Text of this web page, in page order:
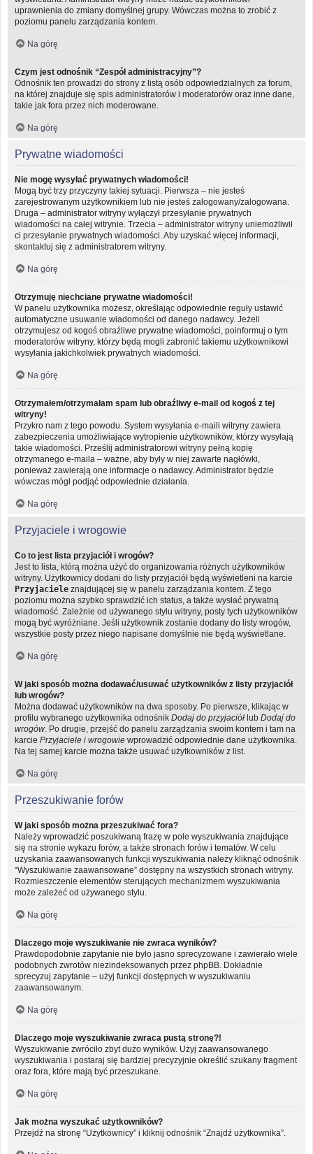
uprawnienia do zmiany domyślnej grupy. Wówczas można to zrobić z
poziomu panelu zarządzania kontem.
Na górę
Czym jest odnośnik “Zespół administracyjny”?
Odnośnik ten prowadzi do strony z listą osób odpowiedzialnych za forum,
na której znajduje się spis administratorów i moderatorów oraz inne dane,
takie jak fora przez nich moderowane.
Na górę
Prywatne wiadomości
Nie mogę wysyłać prywatnych wiadomości!
Mogą być trzy przyczyny takiej sytuacji. Pierwsza – nie jesteś
zarejestrowanym użytkownikiem lub nie jesteś zalogowany/zalogowana.
Druga – administrator witryny wyłączył przesyłanie prywatnych
wiadomości na całej witrynie. Trzecia – administrator witryny uniemożliwił
ci przesyłanie prywatnych wiadomości. Aby uzyskać więcej informacji,
skontaktuj się z administratorem witryny.
Na górę
Otrzymuję niechciane prywatne wiadomości!
W panelu użytkownika możesz, określając odpowiednie reguły ustawić
automatyczne usuwanie wiadomości od danego nadawcy. Jeżeli
otrzymujesz od kogoś obraźliwe prywatne wiadomości, poinformuj o tym
moderatorów witryny, którzy będą mogli zabronić takiemu użytkownikowi
wysyłania jakichkolwiek prywatnych wiadomości.
Na górę
Otrzymałem/otrzymałam spam lub obraźliwy e-mail od kogoś z tej
witryny!
Przykro nam z tego powodu. System wysyłania e-maili witryny zawiera
zabezpieczenia umożliwiające wytropienie użytkowników, którzy wysyłają
takie wiadomości. Prześlij administratorowi witryny pełną kopię
otrzymanego e-maila – ważne, aby były w niej zawarte nagłówki,
ponieważ zawierają one informacje o nadawcy. Administrator będzie
wówczas mógł podjąć odpowiednie działania.
Na górę
Przyjaciele i wrogowie
Co to jest lista przyjaciół i wrogów?
Jest to lista, którą można użyć do organizowania różnych użytkowników
witryny. Użytkownicy dodani do listy przyjaciół będą wyświetleni na karcie
Przyjaciele znajdującej się w panelu zarządzania kontem. Z tego
poziomu można szybko sprawdzić ich status, a także wysłać prywatną
wiadomość. Zależnie od używanego stylu witryny, posty tych użytkowników
mogą być wyróżniane. Jeśli użytkownik zostanie dodany do listy wrogów,
wszystkie posty przez niego napisane domyślnie nie będą wyświetlane.
Na górę
W jaki sposób można dodawać/usuwać użytkowników z listy przyjaciół
lub wrogów?
Można dodawać użytkowników na dwa sposoby. Po pierwsze, klikając w
profilu wybranego użytkownika odnośnik Dodaj do przyjaciół lub Dodaj do
wrogów . Po drugie, przejść do panelu zarządzania swoim kontem i tam na
karcie Przyjaciele i wrogowie wprowadzić odpowiednie dane użytkownika.
Na tej samej karcie można także usuwać użytkowników z list.
Na górę
Przeszukiwanie forów
W jaki sposób można przeszukiwać fora?
Należy wprowadzić poszukiwaną frazę w pole wyszukiwania znajdujące
się na stronie wykazu forów, a także stronach forów i tematów. W celu
uzyskania zaawansowanych funkcji wyszukiwania należy kliknąć odnośnik
“Wyszukiwanie zaawansowane” dostępny na wszystkich stronach witryny.
Rozmieszczenie elementów sterujących mechanizmem wyszukiwania
może zależeć od używanego stylu.
Na górę
Dlaczego moje wyszukiwanie nie zwraca wyników?
Prawdopodobnie zapytanie nie było jasno sprecyzowane i zawierało wiele
podobnych zwrotów niezindeksowanych przez phpBB. Dokładnie
sprecyzuj zapytanie – użyj funkcji dostępnych w wyszukiwaniu
zaawansowanym.
Na górę
Dlaczego moje wyszukiwanie zwraca pustą stronę?!
Wyszukiwanie zwróciło zbyt dużo wyników. Użyj zaawansowanego
wyszukiwania i postaraj się bardziej precyzyjnie określić szukany fragment
oraz fora, które mają być przeszukane.
Na górę
Jak można wyszukać użytkowników?
Przejdź na stronę “Użytkownicy” i kliknij odnośnik “Znajdź użytkownika”.